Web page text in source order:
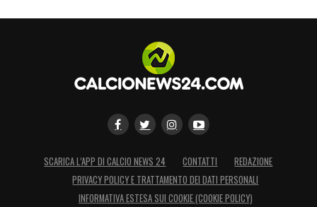
SCARICA L’APP DI CALCIO NEWS 24 CONTATTI
REDAZIONE
PRIVACY POLICY E TRATTAMENTO DEI DATI PERSONALI
INFORMATIVA ESTESA SUI COOKIE (COOKIE POLICY)